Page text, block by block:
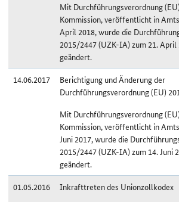
Mit Durchführungsverordnung
Kommission, veröffentlicht in
April 2018, wurde die
2015/2447 (UZK-IA) zum 21.
geändert.
14.06.2017
Berichtigung und Änderung der
Durchführungsverordnung (EU)
Mit Durchführungsverordnung
Kommission, veröffentlicht in
Juni 2017, wurde die
2015/2447 (UZK-IA) zum 14. Juni
geändert.
01.05.2016
Inkrafttreten des Unionzollkodex